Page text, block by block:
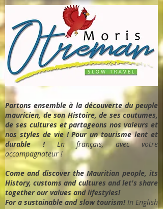
Partons ensemble à la découverte du peuple
mauricien, de son Histoire, de ses coutumes,
de ses cultures et partageons nos valeurs et
nos styles de vie ! Pour un tourisme lent et
durable !En français, avec votre
accompagnateur !
Come and discover the Mauritian people, its
History, customs and cultures and let's share
together our values and lifestyles!
For a sustainable and slow tourism! In English